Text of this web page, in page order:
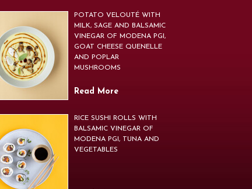
POTATO VELOUTÉ WITH
MILK, SAGE AND BALSAMIC
VINEGAR OF MODENA PGI,
GOAT CHEESE QUENELLE
AND POPLAR
MUSHROOMS
Read More
RICE SUSHI ROLLS WITH
BALSAMIC VINEGAR OF
MODENA PGI, TUNA AND
VEGETABLES